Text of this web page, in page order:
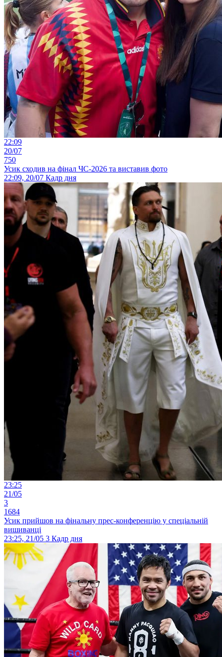
22:09
20/07
750
Усик сходив на фінал ЧС-2026 та виставив фото
22:09, 20/07 Кадр дня
23:25
21/05
3
1684
Усик прийшов на фінальну прес-конференцію у спеціальній
вишиванці
23:25, 21/05 3 Кадр дня